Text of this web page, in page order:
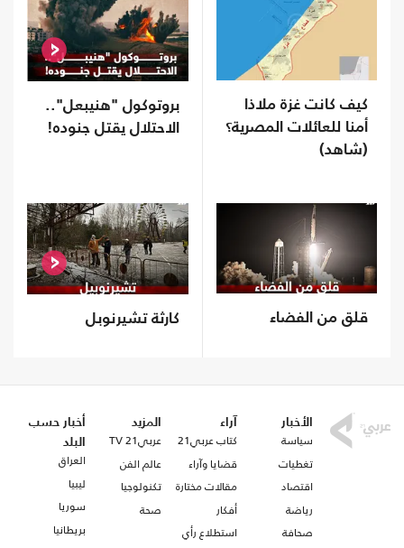
كيف كانت غزة ملاذا
أمنا للعائلات المصرية؟
(شاهد)
بروتوكول "هنيبعل"..
الاحتلال يقتل جنوده!
قلق من الفضاء كارثة تشيرنوبل
الأخبار
سياسة
تغطيات
اقتصاد
رياضة
صحافة
آراء
كتاب عربي21
قضايا وآراء
مقالات مختارة
أفكار
استطلاع رأي
المزيد
عربي21 TV
عالم الفن
تكنولوجيا
صحة
أخبار حسب
البلد
العراق
ليبيا
سوريا
بريطانيا